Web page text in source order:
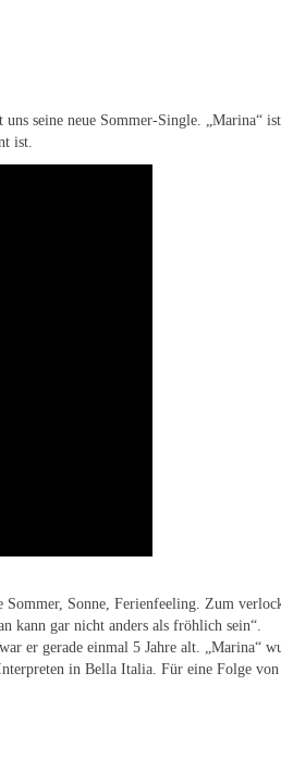
seine neue Sommer-Single.
ist.
Sonne, Ferienfeeling. Zum
kann gar nicht anders als fröhlich sein“.
er gerade einmal 5 Jahre alt.
in Bella Italia. Für eine Folge